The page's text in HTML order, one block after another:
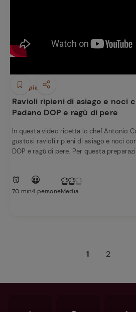
Primi piatti
Ravioli ripieni di asiago e noci
Padano DOP e ragù di pere
In questa video ricetta lo chef Antonio
gustosi ravioli ripieni di asiago e noci
DOP e ragù di pere. Per questa
70 min4 personeMedia
1 2